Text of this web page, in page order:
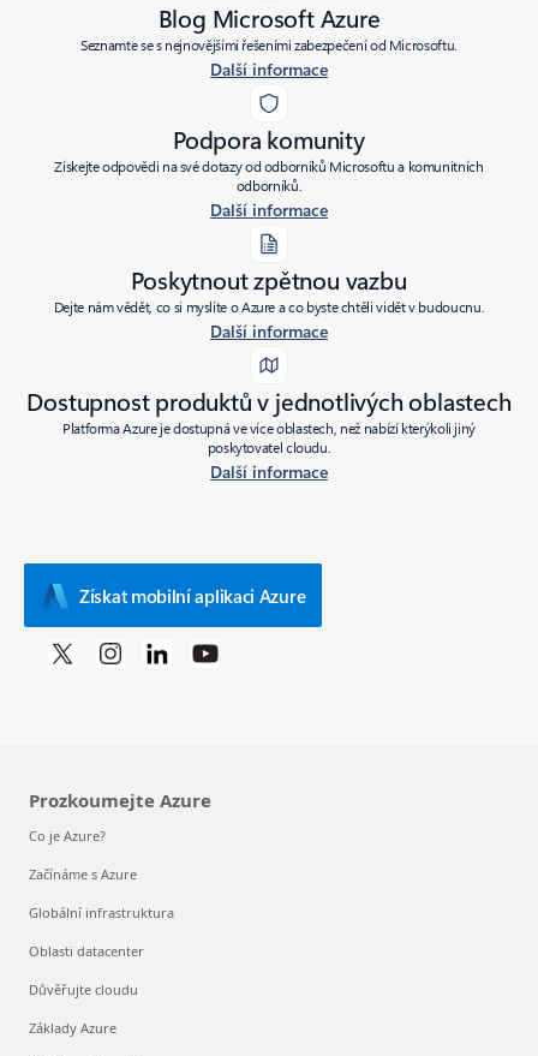
Blog Microsoft Azure
Seznamte se s nejnovějšími řešeními zabezpečení od Microsoftu.
Další informace
Podpora komunity
Získejte odpovědi na své dotazy od odborníků Microsoftu a komunitních
odborníků.
Další informace
Poskytnout zpětnou vazbu
Dejte nám vědět, co si myslíte o Azure a co byste chtěli vidět v budoucnu.
Další informace
Dostupnost produktů v jednotlivých oblastech
Platforma Azure je dostupná ve více oblastech, než nabízí kterýkoli jiný
poskytovatel cloudu.
Další informace
Získat mobilní aplikaci Azure
Prozkoumejte Azure
Co je Azure?
Začínáme s Azure
Globální infrastruktura
Oblasti datacenter
Důvěřujte cloudu
Základy Azure